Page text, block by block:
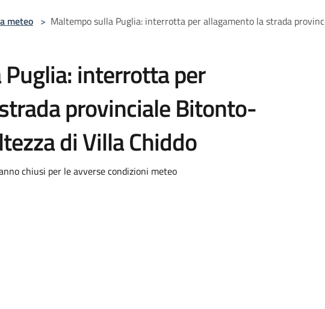
meteo > Maltempo sulla Puglia: interrotta per allagamento la strada
interrotta per
provinciale Bitonto-
di Villa Chiddo
chiusi per le avverse condizioni meteo